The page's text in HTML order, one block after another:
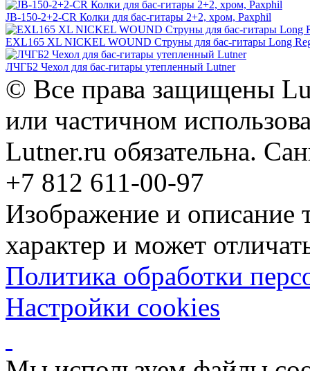
JB-150-2+2-CR Колки для бас-гитары 2+2, хром, Paxphil
EXL165 XL NICKEL WOUND Струны для бас-гитары Long
ЛЧГБ2 Чехол для бас-гитары утепленный Lutner
© Все права защищены
или частичном
Lutner.ru обязательна.
+7 812 611-00-97
Изображение и описание
характер и может
Политика обработки
Настройки cookies